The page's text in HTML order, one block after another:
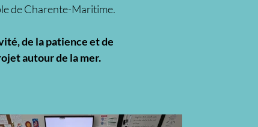
de Charente-Maritime.
de la patience et de
autour de la mer.